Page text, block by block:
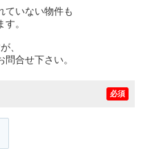
ていない物件も
。
、
合せ下さい。
必須